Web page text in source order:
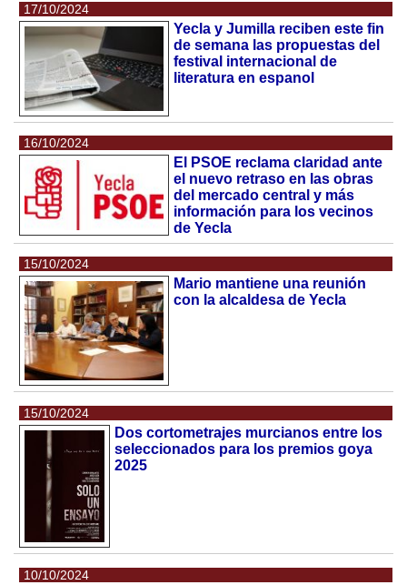
17/10/2024
Yecla y Jumilla reciben este fin
de semana las propuestas del
festival internacional de
literatura en espanol
16/10/2024
El PSOE reclama claridad ante
el nuevo retraso en las obras
del mercado central y más
información para los vecinos
de Yecla
15/10/2024
Mario mantiene una reunión
con la alcaldesa de Yecla
15/10/2024
Dos cortometrajes murcianos entre los
seleccionados para los premios goya
2025
10/10/2024